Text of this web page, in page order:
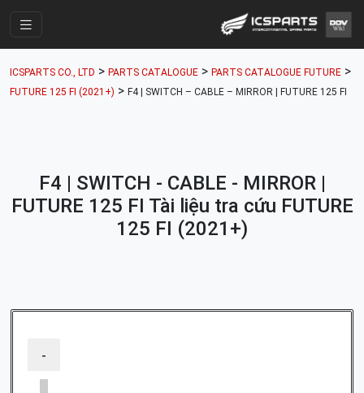
Cửa Hàng
Nhóm Phụ Tùng
Tài khoản
ICSPARTS CO., LTD > PARTS CATALOGUE > PARTS CATALOGUE FUTURE >
FUTURE 125 FI (2021+) > F4 | SWITCH – CABLE – MIRROR | FUTURE 125 FI
F4 | SWITCH - CABLE - MIRROR |
FUTURE 125 FI Tài liệu tra cứu FUTURE
125 FI (2021+)
-